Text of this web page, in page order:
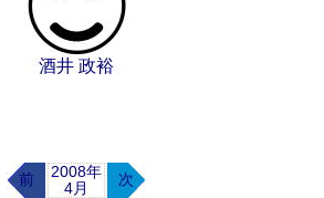
酒井 政裕
前
2008年
4月
次